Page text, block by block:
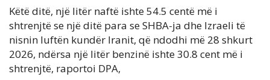
Këtë ditë, një litër naftë ishte 54.5 centë më i
shtrenjtë se një ditë para se SHBA-ja dhe Izraeli të
nisnin luftën kundër Iranit, që ndodhi më 28 shkurt
2026, ndërsa një litër benzinë ishte 30.8 cent më i
shtrenjtë, raportoi DPA,